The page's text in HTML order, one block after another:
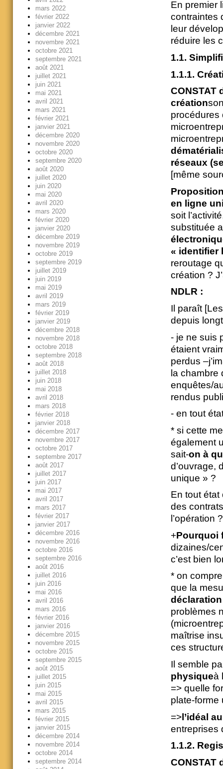
En premier
contraintes
leur
réduire les
1.1.
1.1.1.
CONSTAT
création
procédures
réseaux
[même
en ligne
soit
substituée
« identifier
reroutage
création ?
NDLR :
Il paraît
depuis
- je ne suis
étaient
perdus
la chambre
enquêtes/
rendus
- en tout
* si cette
également
sait-on à
d’ouvrage,
unique » ?
En tout état
des
l’opération ?
+Pourquoi
dizaines/
c’est bien
* on
que la
problèmes
maîtrise
ces
Il semble
physiqueà
=> quelle
plate-forme
=>l’idéal
entreprises
1.1.2.
CONSTAT
mars 2022
février 2022
janvier 2022
décembre 2021
novembre 2021
octobre 2021
septembre 2021
août 2021
juillet 2021
juin 2021
mai 2021
avril 2021
mars 2021
février 2021
janvier 2021
décembre 2020
novembre 2020
octobre 2020
septembre 2020
août 2020
juillet 2020
juin 2020
mai 2020
avril 2020
mars 2020
février 2020
janvier 2020
décembre 2019
novembre 2019
octobre 2019
septembre 2019
juillet 2019
juin 2019
mai 2019
avril 2019
mars 2019
février 2019
janvier 2019
décembre 2018
novembre 2018
octobre 2018
septembre 2018
août 2018
juillet 2018
juin 2018
mai 2018
avril 2018
mars 2018
février 2018
janvier 2018
décembre 2017
novembre 2017
octobre 2017
septembre 2017
août 2017
juillet 2017
juin 2017
mai 2017
avril 2017
mars 2017
février 2017
janvier 2017
décembre 2016
novembre 2016
octobre 2016
septembre 2016
août 2016
juillet 2016
juin 2016
mai 2016
avril 2016
mars 2016
février 2016
janvier 2016
décembre 2015
novembre 2015
octobre 2015
septembre 2015
août 2015
juillet 2015
juin 2015
mai 2015
avril 2015
mars 2015
février 2015
janvier 2015
décembre 2014
novembre 2014
octobre 2014
septembre 2014